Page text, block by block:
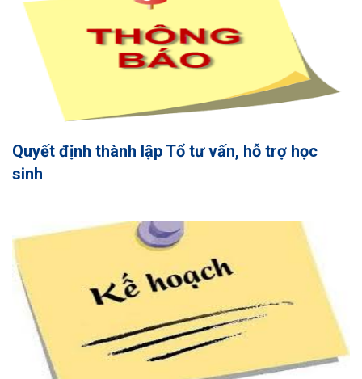
Quyết định thành lập Tổ tư vấn, hỗ trợ học
sinh